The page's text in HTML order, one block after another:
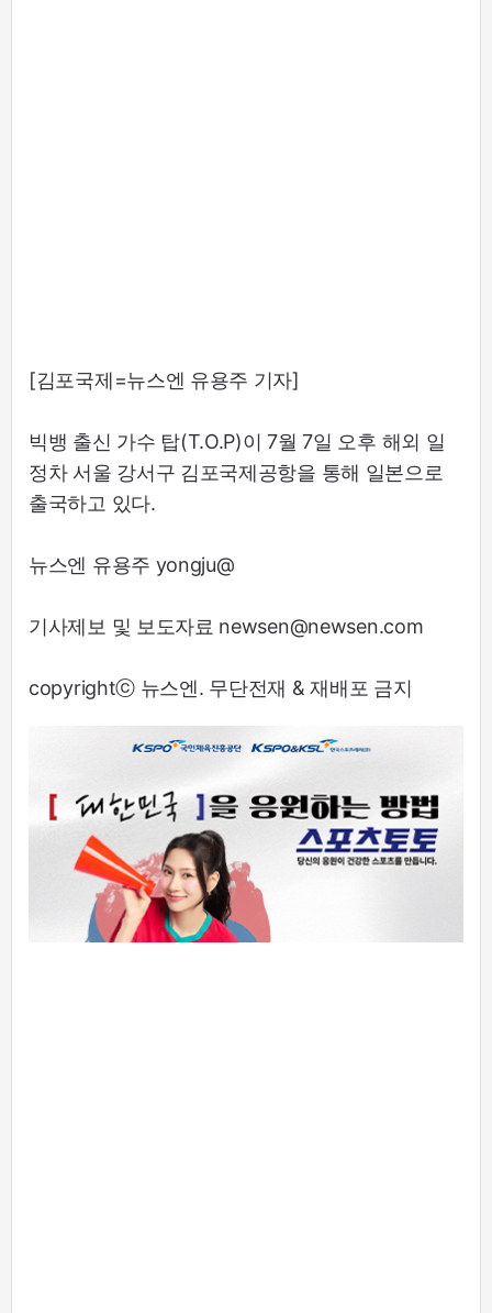
[김포국제=뉴스엔 유용주 기자]
빅뱅 출신 가수 탑(T.O.P)이 7월 7일 오후 해외 일
정차 서울 강서구 김포국제공항을 통해 일본으로
출국하고 있다.
뉴스엔 유용주 yongju@
기사제보 및 보도자료 newsen@newsen.com
copyrightⓒ 뉴스엔. 무단전재 & 재배포 금지